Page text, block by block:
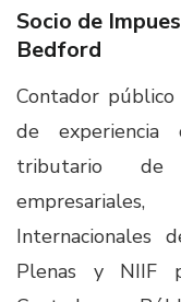
Socio de
Bedford
Contador
de experiencia
tributario de
Internacionales
Plenas y NIIF